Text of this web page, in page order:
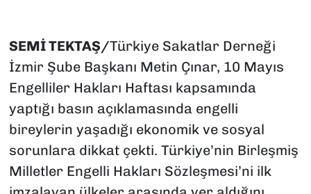
SEMİ TEKTAŞ/Türkiye Sakatlar Derneği
İzmir Şube Başkanı Metin Çınar, 10 Mayıs
Engelliler Hakları Haftası kapsamında
yaptığı basın açıklamasında engelli
bireylerin yaşadığı ekonomik ve sosyal
sorunlara dikkat çekti. Türkiye’nin Birleşmiş
Milletler Engelli Hakları Sözleşmesi’ni ilk